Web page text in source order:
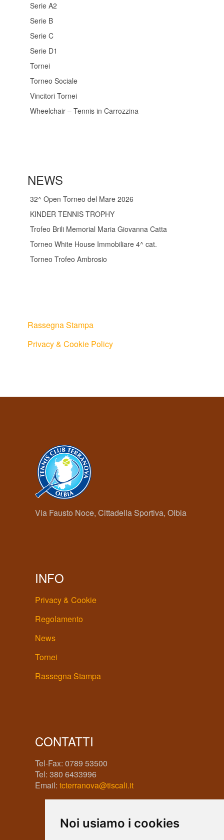
Noi usiamo i cookies
Serie A2
Serie B
Serie C
Serie D1
Tornei
Torneo Sociale
Vincitori Tornei
Wheelchair – Tennis in Carrozzina
NEWS
32^ Open Torneo del Mare 2026
KINDER TENNIS TROPHY
Trofeo Brili Memorial Maria Giovanna Catta
Torneo White House Immobiliare 4^ cat.
Torneo Trofeo Ambrosio
Rassegna Stampa
Privacy & Cookie Policy
Via Fausto Noce, Cittadella Sportiva, Olbia
INFO
Privacy & Cookie
Regolamento
News
Tornei
Rassegna Stampa
CONTATTI
Tel-Fax: 0789 53500
Tel: 380 6433996
Email: tcterranova@tiscali.it